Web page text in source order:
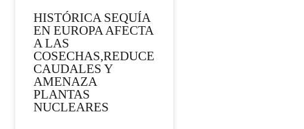
HISTÓRICA SEQUÍA
EN EUROPA AFECTA
A LAS
COSECHAS,REDUCE
CAUDALES Y
AMENAZA
PLANTAS
NUCLEARES